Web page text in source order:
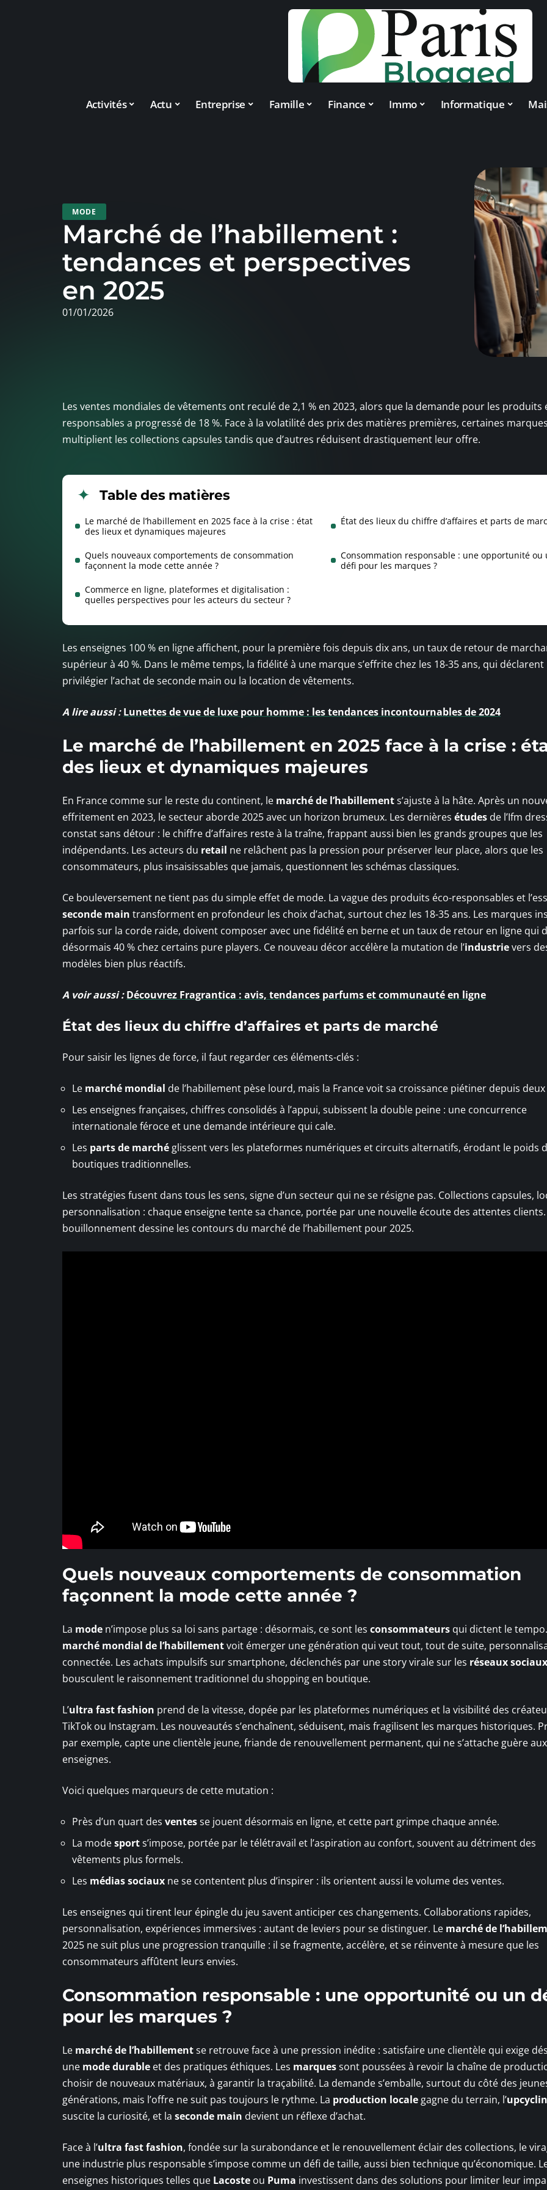
Activités Actu Entreprise Famille Finance Immo Informatique
MODE
Marché de l’habillement :
tendances et perspectives
en 2025
01/01/2026
Les ventes mondiales de vêtements ont reculé de 2,1 % en 2023, alors que la demande pour les produits
responsables a progressé de 18 %. Face à la volatilité des prix des matières premières, certaines
multiplient les collections capsules tandis que d’autres réduisent drastiquement leur offre.
Table des matières
Le marché de l’habillement en 2025 face à la crise : état
des lieux et dynamiques majeures
État des lieux du chiffre d’affaires et parts de
Quels nouveaux comportements de consommation
façonnent la mode cette année ?
Consommation responsable : une opportunité ou
défi pour les marques ?
Commerce en ligne, plateformes et digitalisation :
quelles perspectives pour les acteurs du secteur ?
Les enseignes 100 % en ligne affichent, pour la première fois depuis dix ans, un taux de retour de
supérieur à 40 %. Dans le même temps, la fidélité à une marque s’effrite chez les 18-35 ans, qui déclarent
privilégier l’achat de seconde main ou la location de vêtements.
A lire aussi : Lunettes de vue de luxe pour homme : les tendances incontournables de 2024
Le marché de l’habillement en 2025 face à la crise :
des lieux et dynamiques majeures
En France comme sur le reste du continent, le marché de l’habillements’ajuste à la hâte. Après un
effritement en 2023, le secteur aborde 2025 avec un horizon brumeux. Les dernières études de l’Ifm
constat sans détour : le chiffre d’affaires reste à la traîne, frappant aussi bien les grands groupes que les
indépendants. Les acteurs du retail ne relâchent pas la pression pour préserver leur place, alors que les
consommateurs, plus insaisissables que jamais, questionnent les schémas classiques.
Ce bouleversement ne tient pas du simple effet de mode. La vague des produits éco-responsables et
seconde main transforment en profondeur les choix d’achat, surtout chez les 18-35 ans. Les marques
parfois sur la corde raide, doivent composer avec une fidélité en berne et un taux de retour en ligne qui
désormais 40 % chez certains pure players. Ce nouveau décor accélère la mutation de l’industrievers
modèles bien plus réactifs.
A voir aussi : Découvrez Fragrantica : avis, tendances parfums et communauté en ligne
État des lieux du chiffre d’affaires et parts de marché
Pour saisir les lignes de force, il faut regarder ces éléments-clés :
Le marché mondial de l’habillement pèse lourd, mais la France voit sa croissance piétiner depuis
Les enseignes françaises, chiffres consolidés à l’appui, subissent la double peine : une concurrence
internationale féroce et une demande intérieure qui cale.
Les parts de marché glissent vers les plateformes numériques et circuits alternatifs, érodant le poids
boutiques traditionnelles.
Les stratégies fusent dans tous les sens, signe d’un secteur qui ne se résigne pas. Collections capsules,
personnalisation : chaque enseigne tente sa chance, portée par une nouvelle écoute des attentes clients.
bouillonnement dessine les contours du marché de l’habillement pour 2025.
Quels nouveaux comportements de consommation
façonnent la mode cette année ?
La mode n’impose plus sa loi sans partage : désormais, ce sont les consommateurs qui dictent le
marché mondial de l’habillementvoit émerger une génération qui veut tout, tout de suite,
connectée. Les achats impulsifs sur smartphone, déclenchés par une story virale sur les réseaux sociaux
bousculent le raisonnement traditionnel du shopping en boutique.
L’ultra fast fashion prend de la vitesse, dopée par les plateformes numériques et la visibilité des
TikTok ou Instagram. Les nouveautés s’enchaînent, séduisent, mais fragilisent les marques historiques.
par exemple, capte une clientèle jeune, friande de renouvellement permanent, qui ne s’attache guère aux
enseignes.
Voici quelques marqueurs de cette mutation :
Près d’un quart des ventesse jouent désormais en ligne, et cette part grimpe chaque année.
La modesports’impose, portée par le télétravail et l’aspiration au confort, souvent au détriment des
vêtements plus formels.
Les médias sociaux ne se contentent plus d’inspirer : ils orientent aussi le volume des ventes.
Les enseignes qui tirent leur épingle du jeu savent anticiper ces changements. Collaborations rapides,
personnalisation, expériences immersives : autant de leviers pour se distinguer. Le marché de
2025 ne suit plus une progression tranquille : il se fragmente, accélère, et se réinvente à mesure que les
consommateurs affûtent leurs envies.
Consommation responsable : une opportunité ou un
pour les marques ?
Le marché de l’habillementse retrouve face à une pression inédite : satisfaire une clientèle qui exige
une mode durable et des pratiques éthiques. Les marquessont poussées à revoir la chaîne de
choisir de nouveaux matériaux, à garantir la traçabilité. La demande s’emballe, surtout du côté des
générations, mais l’offre ne suit pas toujours le rythme. La production locale gagne du terrain, l’
suscite la curiosité, et la seconde main devient un réflexe d’achat.
Face à l’ultra fast fashion, fondée sur la surabondance et le renouvellement éclair des collections, le
une industrie plus responsable s’impose comme un défi de taille, aussi bien technique qu’économique.
enseignes historiques telles que Lacoste ou Puma investissent dans des solutions pour limiter leur